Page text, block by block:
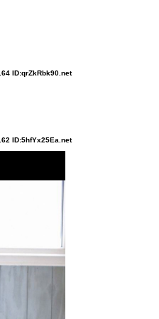
ID:qrZkRbk90.net
ID:5hfYx25Ea.net